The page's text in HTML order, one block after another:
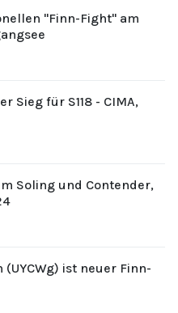
"Finn-Fight" am
Sieg für S118 - CIMA,
Soling und Contender,
(UYCWg) ist neuer Finn-